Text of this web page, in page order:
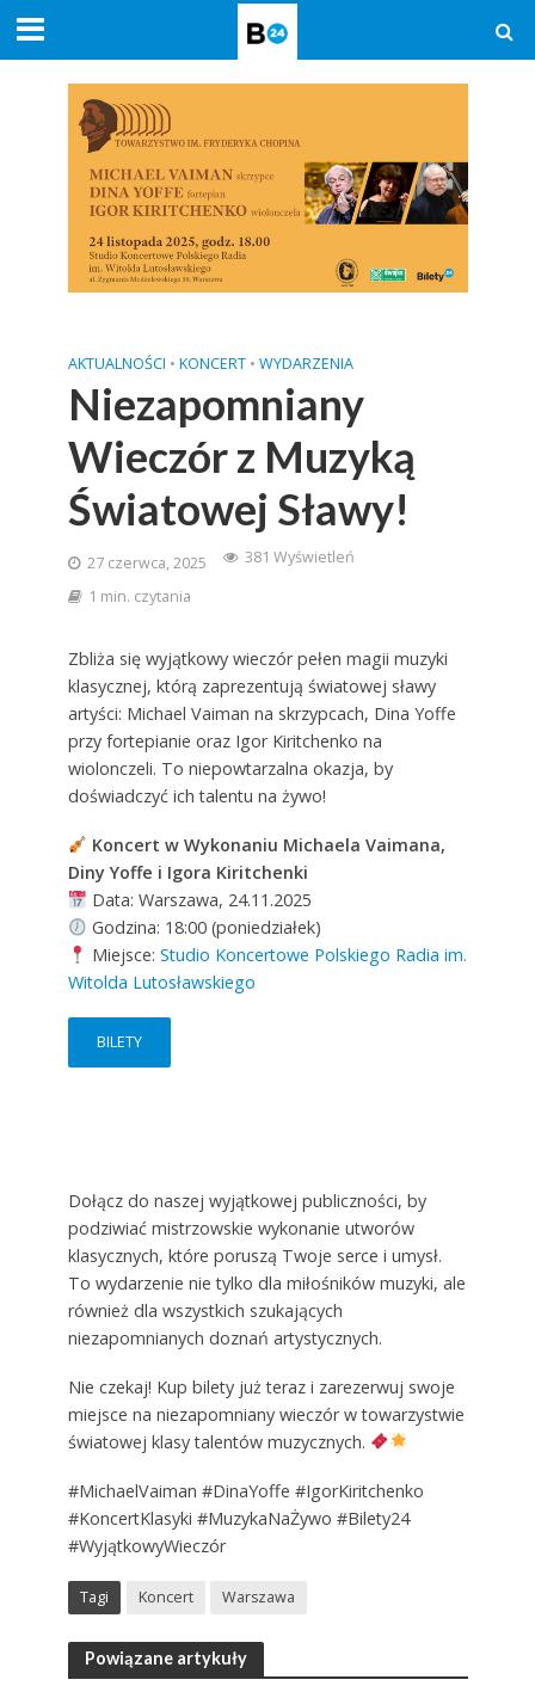
AKTUALNOŚCI • KONCERT • WYDARZENIA
Niezapomniany
Wieczór z Muzyką
Światowej Sławy!
27 czerwca, 2025
381 Wyświetleń
1 min. czytania
Zbliża się wyjątkowy wieczór pełen magii muzyki
klasycznej, którą zaprezentują światowej sławy
artyści: Michael Vaiman na skrzypcach, Dina Yoffe
przy fortepianie oraz Igor Kiritchenko na
wiolonczeli. To niepowtarzalna okazja, by
doświadczyć ich talentu na żywo!
Koncert w Wykonaniu Michaela Vaimana,
Diny Yoffe i Igora Kiritchenki
Data: Warszawa, 24.11.2025
Godzina: 18:00 (poniedziałek)
Miejsce: Studio Koncertowe Polskiego Radia im.
Witolda Lutosławskiego
BILETY
Dołącz do naszej wyjątkowej publiczności, by
podziwiać mistrzowskie wykonanie utworów
klasycznych, które poruszą Twoje serce i umysł.
To wydarzenie nie tylko dla miłośników muzyki, ale
również dla wszystkich szukających
niezapomnianych doznań artystycznych.
Nie czekaj! Kup bilety już teraz i zarezerwuj swoje
miejsce na niezapomniany wieczór w towarzystwie
światowej klasy talentów muzycznych.
#MichaelVaiman #DinaYoffe #IgorKiritchenko
#KoncertKlasyki #MuzykaNaŻywo #Bilety24
#WyjątkowyWieczór
Tagi Koncert Warszawa
Powiązane artykuły